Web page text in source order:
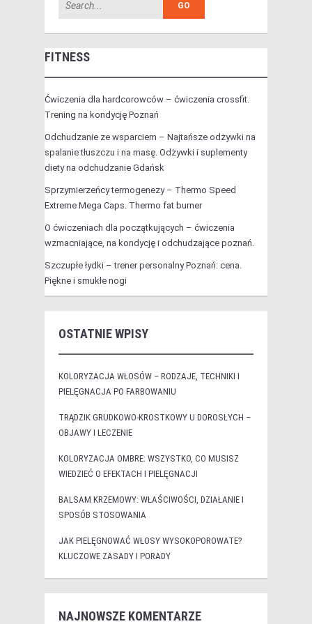
FITNESS
Ćwiczenia dla hardcorowców – ćwiczenia crossfit.
Trening na kondycję Poznań
Odchudzanie ze wsparciem – Najtańsze odżywki na
spalanie tłuszczu i na masę. Odżywki i suplementy
diety na odchudzanie Gdańsk
Sprzymierzeńcy termogenezy – Thermo Speed
Extreme Mega Caps. Thermo fat burner
O ćwiczeniach dla początkujących – ćwiczenia
wzmacniające, na kondycję i odchudzające poznań.
Szczupłe łydki – trener personalny Poznań: cena.
Piękne i smukłe nogi
OSTATNIE WPISY
KOLORYZACJA WŁOSÓW – RODZAJE, TECHNIKI I
PIELĘGNACJA PO FARBOWANIU
TRĄDZIK GRUDKOWO-KROSTKOWY U DOROSŁYCH –
OBJAWY I LECZENIE
KOLORYZACJA OMBRE: WSZYSTKO, CO MUSISZ
WIEDZIEĆ O EFEKTACH I PIELĘGNACJI
BALSAM KRZEMOWY: WŁAŚCIWOŚCI, DZIAŁANIE I
SPOSÓB STOSOWANIA
JAK PIELĘGNOWAĆ WŁOSY WYSOKOPOROWATE?
KLUCZOWE ZASADY I PORADY
NAJNOWSZE KOMENTARZE